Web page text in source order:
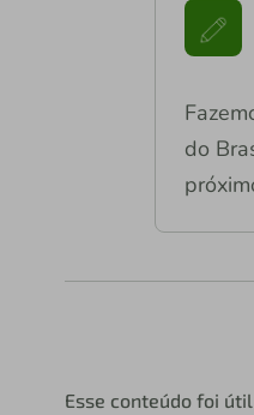
do
Esse conteúdo foi